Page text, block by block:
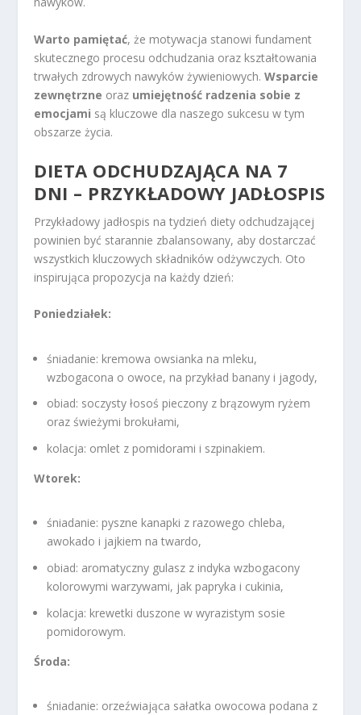
Warto pamiętać, że motywacja stanowi fundament
skutecznego procesu odchudzania oraz kształtowania
trwałych zdrowych nawyków żywieniowych.Wsparcie
zewnętrzne oraz umiejętność radzenia sobie z
emocjami są kluczowe dla naszego sukcesu w tym
obszarze życia.
DIETA ODCHUDZAJĄCA NA 7
DNI – PRZYKŁADOWY JADŁOSPIS
Przykładowy jadłospis na tydzień diety odchudzającej
powinien być starannie zbalansowany, aby dostarczać
wszystkich kluczowych składników odżywczych. Oto
inspirująca propozycja na każdy dzień:
Poniedziałek:
śniadanie: kremowa owsianka na mleku,
wzbogacona o owoce, na przykład banany i jagody,
obiad: soczysty łosoś pieczony z brązowym ryżem
oraz świeżymi brokułami,
kolacja: omlet z pomidorami i szpinakiem.
Wtorek:
śniadanie: pyszne kanapki z razowego chleba,
awokado i jajkiem na twardo,
obiad: aromatyczny gulasz z indyka wzbogacony
kolorowymi warzywami, jak papryka i cukinia,
kolacja: krewetki duszone w wyrazistym sosie
pomidorowym.
Środa:
śniadanie: orzeźwiająca sałatka owocowa podana z